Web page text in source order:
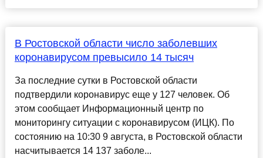
В Ростовской области число заболевших
коронавирусом превысило 14 тысяч
За последние сутки в Ростовской области
подтвердили коронавирус еще у 127 человек. Об
этом сообщает Информационный центр по
мониторингу ситуации с коронавирусом (ИЦК). По
состоянию на 10:30 9 августа, в Ростовской области
насчитывается 14 137 заболе...